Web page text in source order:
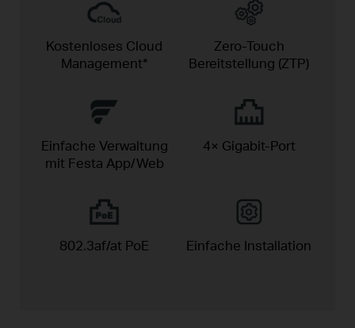
Kostenloses Cloud
Management*
Zero-Touch
Bereitstellung (ZTP)
Einfache Verwaltung
mit Festa App/Web
4× Gigabit-Port
802.3af/at PoE Einfache Installation